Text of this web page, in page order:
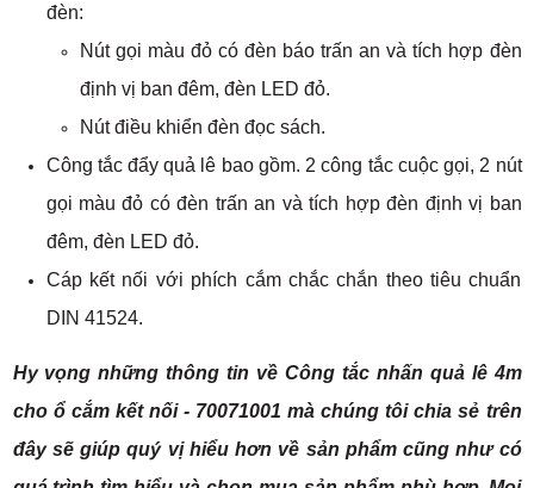
đèn:
Nút gọi màu đỏ có đèn báo trấn an và tích hợp đèn
định vị ban đêm, đèn LED đỏ.
Nút điều khiển đèn đọc sách.
Công tắc đẩy quả lê bao gồm. 2 công tắc cuộc gọi, 2 nút
gọi màu đỏ có đèn trấn an và tích hợp đèn định vị ban
đêm, đèn LED đỏ.
Cáp kết nối với phích cắm chắc chắn theo tiêu chuẩn
DIN 41524.
Hy vọng những thông tin về Công tắc nhấn quả lê 4m
cho ổ cắm kết nối - 70071001 mà chúng tôi chia sẻ trên
đây sẽ giúp quý vị hiểu hơn về sản phẩm cũng như có